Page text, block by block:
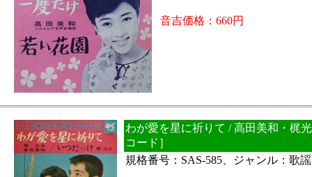
音吉価格：660円
わが愛を星に祈りて / 高田美和・梶
コード］
規格番号：SAS-585、ジャンル：歌